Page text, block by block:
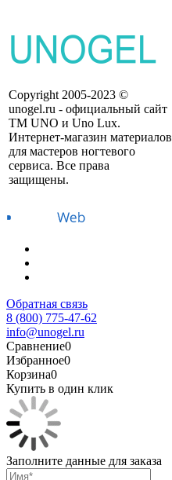
Copyright 2005-2023 ©
unogel.ru - официальный сайт
ТМ UNO и Uno Lux.
Интернет-магазин материалов
для мастеров ногтевого
сервиса. Все права
защищены.
Обратная связь
8 (800) 775-47-62
info@unogel.ru
Сравнение0
Избранное0
Корзина0
Купить в один клик
Заполните данные для заказа